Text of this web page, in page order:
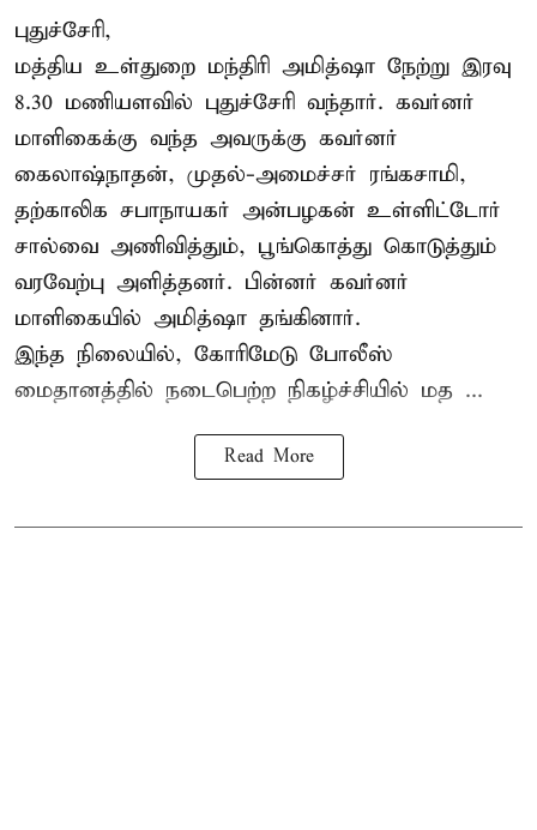
புதுச்சேரி,
மத்திய உள்துறை மந்திரி அமித்ஷா நேற்று இரவு
8.30 மணியளவில் புதுச்சேரி வந்தார். கவர்னர்
மாளிகைக்கு வந்த அவருக்கு கவர்னர்
கைலாஷ்நாதன், முதல்-அமைச்சர் ரங்கசாமி,
தற்காலிக சபாநாயகர் அன்பழகன் உள்ளிட்டோர்
சால்வை அணிவித்தும், பூங்கொத்து கொடுத்தும்
வரவேற்பு அளித்தனர். பின்னர் கவர்னர்
மாளிகையில் அமித்ஷா தங்கினார்.
இந்த நிலையில், கோரிமேடு போலீஸ்
மைதானத்தில் நடைபெற்ற நிகழ்ச்சியில் மத ...
Read More